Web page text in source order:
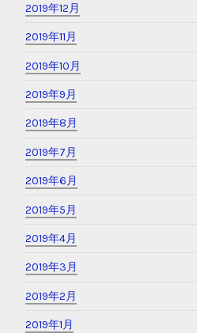
2019年12月
2019年11月
2019年10月
2019年9月
2019年8月
2019年7月
2019年6月
2019年5月
2019年4月
2019年3月
2019年2月
2019年1月